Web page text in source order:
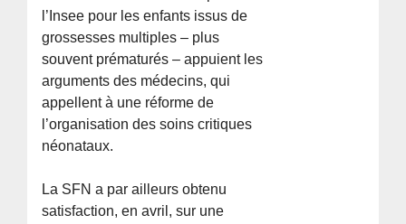
l’Insee pour les enfants issus de
grossesses multiples – plus
souvent prématurés – appuient les
arguments des médecins, qui
appellent à une réforme de
l’organisation des soins critiques
néonataux.
La SFN a par ailleurs obtenu
satisfaction, en avril, sur une